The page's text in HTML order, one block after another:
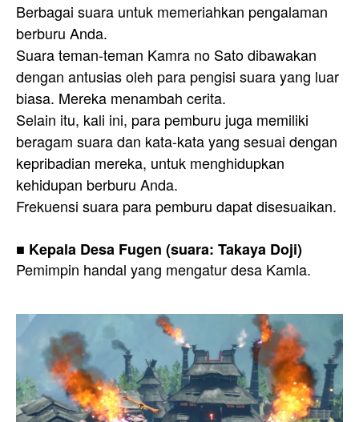
Berbagai suara untuk memeriahkan pengalaman
berburu Anda.
Suara teman-teman Kamra no Sato dibawakan
dengan antusias oleh para pengisi suara yang luar
biasa. Mereka menambah cerita.
Selain itu, kali ini, para pemburu juga memiliki
beragam suara dan kata-kata yang sesuai dengan
kepribadian mereka, untuk menghidupkan
kehidupan berburu Anda.
Frekuensi suara para pemburu dapat disesuaikan.
■ Kepala Desa Fugen (suara: Takaya Doji)
Pemimpin handal yang mengatur desa Kamla.